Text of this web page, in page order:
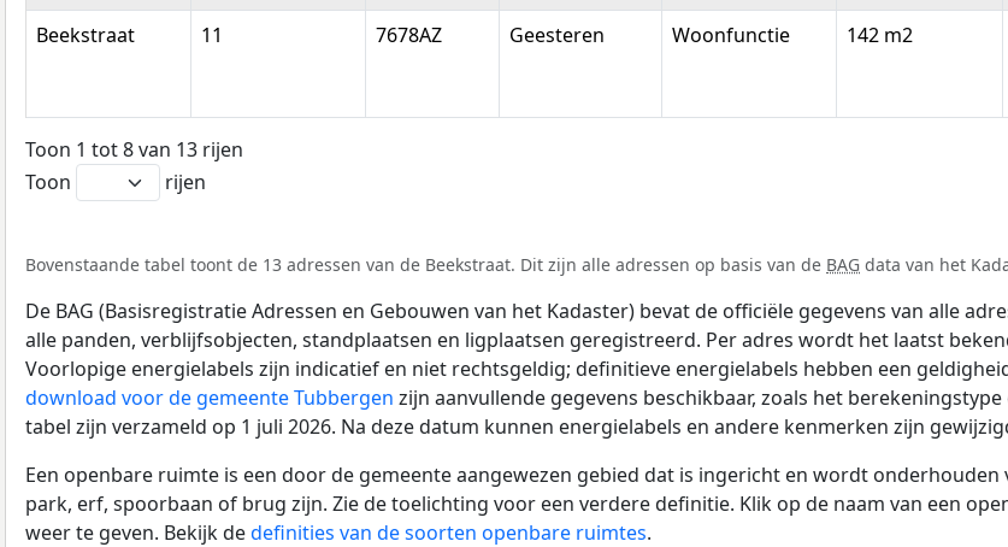
Beekstraat 11 7678AZ Geesteren Woonfunctie 142 m2
Toon 1 tot 8 van 13 rijen
Toon
rijen
Bovenstaande tabel toont de 13 adressen van de Beekstraat. Dit zijn alle adressen op basis van de BAG data van het
De BAG (Basisregistratie Adressen en Gebouwen van het Kadaster) bevat de officiële gegevens van alle
alle panden, verblijfsobjecten, standplaatsen en ligplaatsen geregistreerd. Per adres wordt het laatst
Voorlopige energielabels zijn indicatief en niet rechtsgeldig; definitieve energielabels hebben een
download voor de gemeente Tubbergen zijn aanvullende gegevens beschikbaar, zoals het
tabel zijn verzameld op 1 juli 2026. Na deze datum kunnen energielabels en andere kenmerken zijn
Een openbare ruimte is een door de gemeente aangewezen gebied dat is ingericht en wordt
park, erf, spoorbaan of brug zijn. Zie de toelichting voor een verdere definitie. Klik op de naam van een
weer te geven. Bekijk dedefinities van de soorten openbare ruimtes.